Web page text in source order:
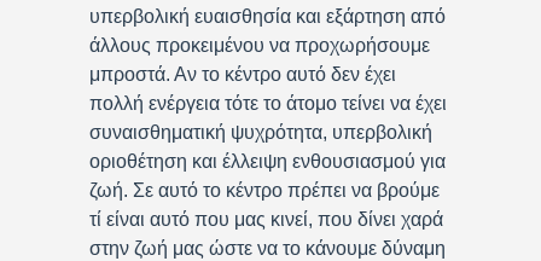
υπερβολική ευαισθησία και εξάρτηση από
άλλους προκειμένου να προχωρήσουμε
μπροστά. Αν το κέντρο αυτό δεν έχει
πολλή ενέργεια τότε το άτομο τείνει να έχει
συναισθηματική ψυχρότητα, υπερβολική
οριοθέτηση και έλλειψη ενθουσιασμού για
ζωή. Σε αυτό το κέντρο πρέπει να βρούμε
τί είναι αυτό που μας κινεί, που δίνει χαρά
στην ζωή μας ώστε να το κάνουμε δύναμη